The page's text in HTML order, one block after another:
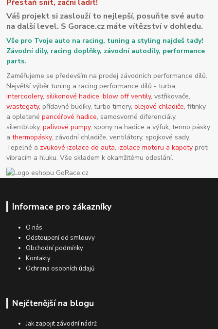
Přestaň snít, začni ladit!
Váš projekt si zaslouží to nejlepší, posuňte své auto
na další level. S Gorace.cz máte vítězství v dohledu.
Vše pro Tvoje auto na racing, tuning a styling najdeš tady!
Závodní díly, racing doplňky, závodní autodíly, performance
parts.
Zaměřujeme se především na prodej závodních performance dílů.
Největší výběr tuning a racing performance dílů - turba,
intercoolery,silikonové hadice,blow off ventily, vstřikovače,
wastegaty, přídavné budíky, turbo timery,olejové chladiče, fitinky
a opletenépancéřové hadice, samosvorné diferenciály,
silentbloky,palivové pumpy, spony na hadice a výfuk, termo pásky
athermopásky, závodní chladiče, ventilátory, spojkové sady.
Tepelné a zvukové izolace do auta,izolace motoru a kapoty proti
vibracím a hluku. Vše skladem k okamžitému odeslání.
Informace pro zákazníky
O nás
Odstoupení od smlouvy
Obchodní podmínky
Kontakty
Ochrana osobních údajů
Nejčtenější na blogu
Jak zapojit závodní nádrž